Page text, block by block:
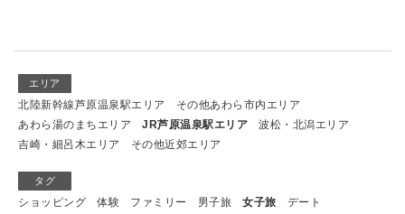
エリア
北陸新幹線芦原温泉駅エリア
その他あわら市内エリア
あわら湯のまちエリア
JR芦原温泉駅エリア
波松・北潟エリア
吉崎・細呂木エリア
その他近郊エリア
タグ
ショッピング 体験 ファミリー 男子旅 女子旅
デート